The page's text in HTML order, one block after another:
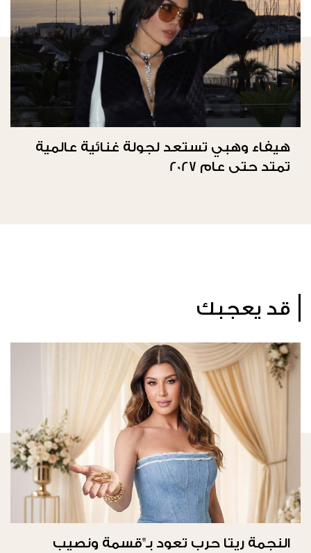
هيفاء وهبي تستعد لجولة غنائية عالمية
تمتد حتى عام 2027
قد يعجبك
النجمة ريتا حرب تعود بـ"قسمة ونصيب